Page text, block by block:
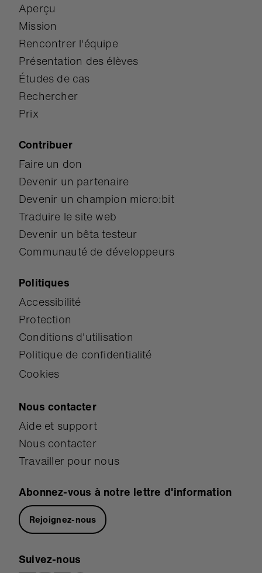
Aperçu
Mission
Rencontrer l'équipe
Présentation des élèves
Études de cas
Rechercher
Prix
Contribuer
Faire un don
Devenir un partenaire
Devenir un champion micro:bit
Traduire le site web
Devenir un bêta testeur
Communauté de développeurs
Politiques
Accessibilité
Protection
Conditions d'utilisation
Politique de confidentialité
Cookies
Nous contacter
Aide et support
Nous contacter
Travailler pour nous
Abonnez-vous à notre lettre d'information
Rejoignez-nous
Suivez-nous